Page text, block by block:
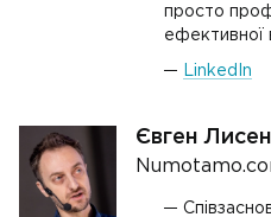
просто
ефективної
LinkedIn
Євген